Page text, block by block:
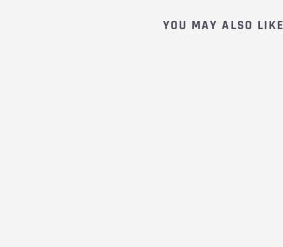
YOU MAY ALSO LIKE